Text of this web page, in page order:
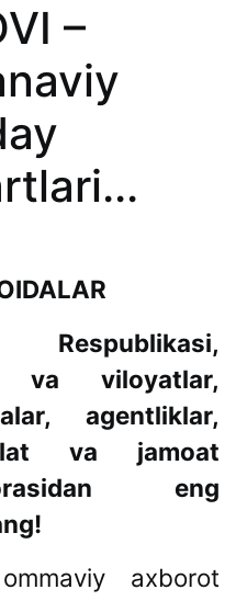
–
Respublikasi,
va viloyatlar,
agentliklar,
va jamoat
eng
axborot